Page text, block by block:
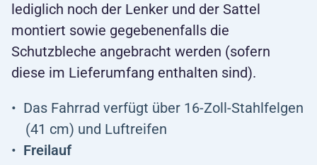
lediglich noch der Lenker und der Sattel
montiert sowie gegebenenfalls die
Schutzbleche angebracht werden (sofern
diese im Lieferumfang enthalten sind).
Das Fahrrad verfügt über 16-Zoll-Stahlfelgen
(41 cm) und Luftreifen
Freilauf